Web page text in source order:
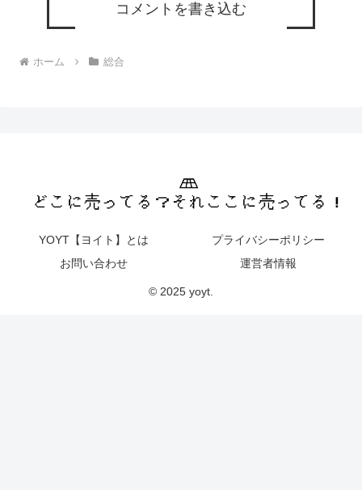
コメントを書き込む
ホーム 総合
YOYT【ヨイト】とは
プライバシーポリシー
お問い合わせ
運営者情報
© 2025 yoyt.